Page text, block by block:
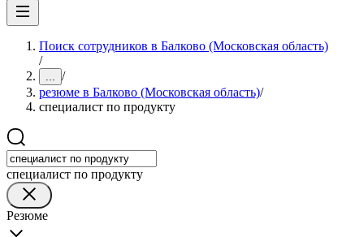
Поиск сотрудников в Балково (Московская область)
/
... /
резюме в Балково (Московская область)/
специалист по продукту
специалист по продукту
Резюме